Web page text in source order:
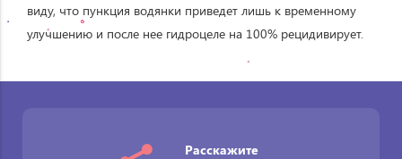
виду, что пункция водянки приведет лишь к временному
улучшению и после нее гидроцеле на 100% рецидивирует.
Расскажите